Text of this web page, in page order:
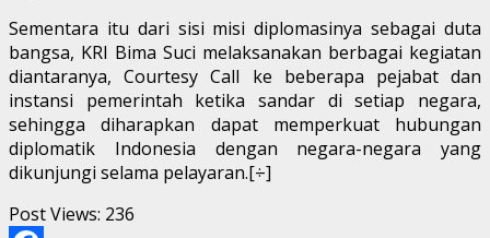
Sementara itu dari sisi misi diplomasinya sebagai duta
bangsa, KRI Bima Suci melaksanakan berbagai kegiatan
diantaranya, Courtesy Call ke beberapa pejabat dan
instansi pemerintah ketika sandar di setiap negara,
sehingga diharapkan dapat memperkuat hubungan
diplomatik Indonesia dengan negara-negara yang
dikunjungi selama pelayaran.[÷]
Post Views: 236